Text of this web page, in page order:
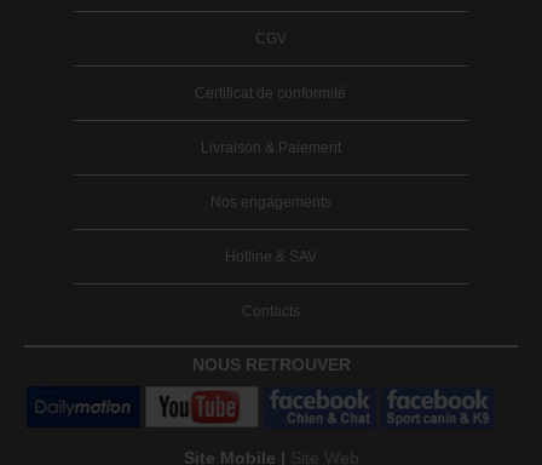
CGV
Certificat de conformité
Livraison & Paiement
Nos engagements
Hotline & SAV
Contacts
NOUS RETROUVER
Site Mobile | Site Web